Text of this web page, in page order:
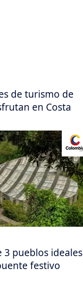
de turismo de
en Costa
3 pueblos ideales
festivo